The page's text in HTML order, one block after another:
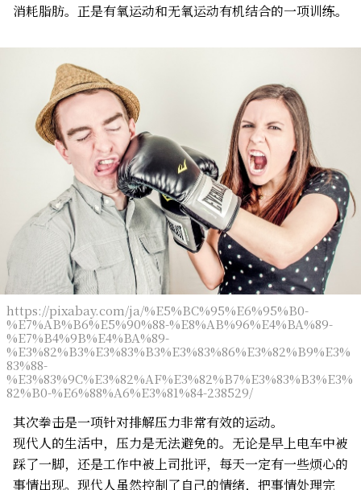
消耗脂肪。正是有氧运动和无氧运动有机结合的一项训练。
https://pixabay.com/ja/%E5%BC%95%E6%95%B0-
%E7%AB%B6%E5%90%88-%E8%AB%96%E4%BA%89-
%E7%B4%9B%E4%BA%89-
%E3%82%B3%E3%83%B3%E3%83%86%E3%82%B9%E3%
83%88-
%E3%83%9C%E3%82%AF%E3%82%B7%E3%83%B3%E3%
82%B0-%E6%88%A6%E3%81%84-238529/
其次拳击是一项针对排解压力非常有效的运动。
现代人的生活中，压力是无法避免的。无论是早上电车中被
踩了一脚，还是工作中被上司批评，每天一定有一些烦心的
事情出现。现代人虽然控制了自己的情绪，把事情处理完